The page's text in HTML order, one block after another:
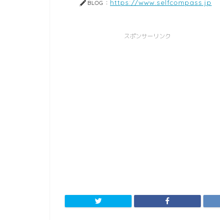
BLOG： https://www.selfcompass.jp
スポンサーリンク